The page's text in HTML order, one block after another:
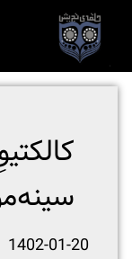
1402-01-20